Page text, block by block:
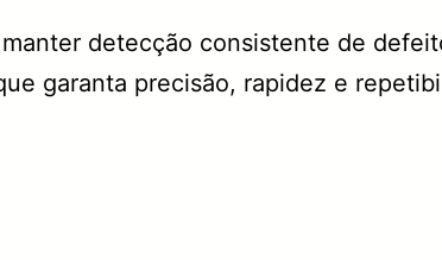
detecção consistente de
garanta precisão, rapidez e